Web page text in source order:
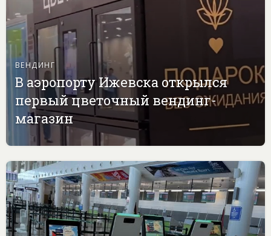
ВЕНДИНГ
В аэропорту Ижевска открылся
первый цветочный вендинг-
магазин